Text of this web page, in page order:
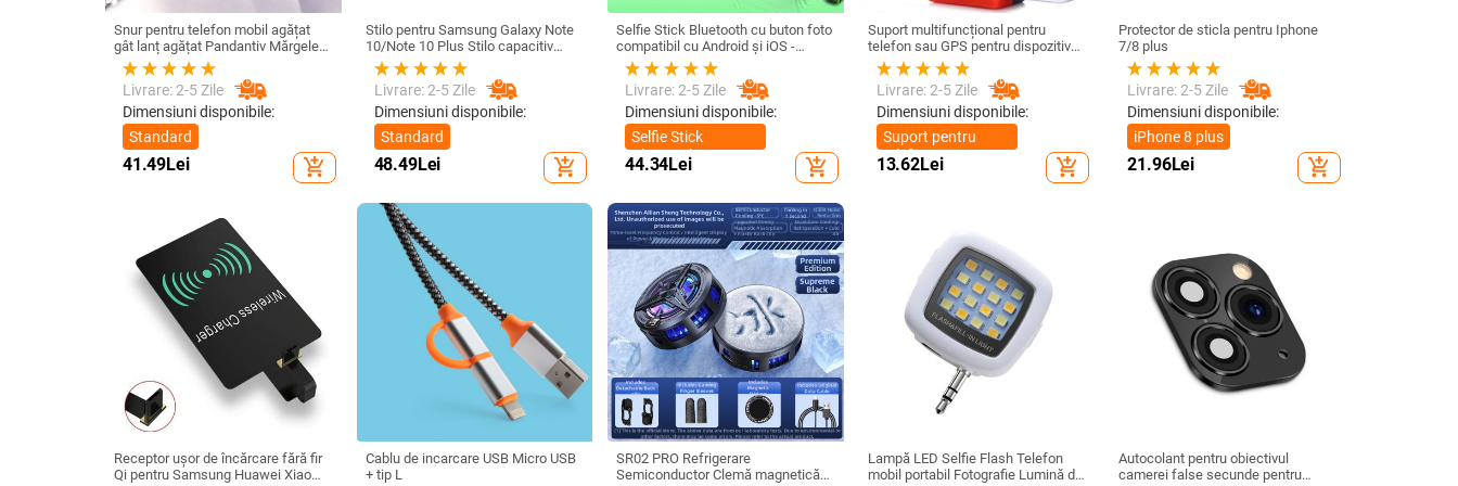
Snur pentru telefon mobil agățat
gât lanț agățat Pandantiv Mărgele
de cristal realizat manual Coarda
anti-pierdere pentru iPhone Curea
detașabilă
Livrare: 2-5 Zile
Dimensiuni disponibile:
Standard
41.49Lei add_shopping_cart
Stilo pentru Samsung Galaxy Note
10/Note 10 Plus Stilo capacitiv
universal Ecran tactil sensibil SPen
Nu este compatibil cu Bluetooth
Livrare: 2-5 Zile
Dimensiuni disponibile:
Standard
48.49Lei add_shopping_cart
Selfie Stick Bluetooth cu buton foto
compatibil cu Android și iOS -
Negru / Verde
Livrare: 2-5 Zile
Dimensiuni disponibile:
Selfie Stick
Bluetooth
44.34Lei add_shopping_cart
Suport multifuncțional pentru
telefon sau GPS pentru dispozitive
de până la 76 mm / 4,8 inchi
Livrare: 2-5 Zile
Dimensiuni disponibile:
Suport pentru
telefon
multifunctional
13.62Lei add_shopping_cart
Protector de sticla pentru Iphone
7/8 plus
Livrare: 2-5 Zile
Dimensiuni disponibile:
iPhone 8 plus
21.96Lei add_shopping_cart
Receptor ușor de încărcare fără fir
Qi pentru Samsung Huawei Xiaomi
Cablu de incarcare USB Micro USB
+ tip L
SR02 PRO Refrigerare
Semiconductor Clemă magnetică
Lampă LED Selfie Flash Telefon
mobil portabil Fotografie Lumină de
Autocolant pentru obiectivul
camerei false secunde pentru